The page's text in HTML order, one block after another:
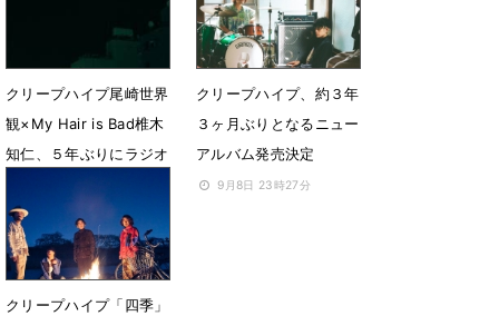
クリープハイプ尾崎世界
観×My Hair is Bad椎木
知仁、５年ぶりにラジオ
4月22日 10時01分
クリープハイプ、約３年
３ヶ月ぶりとなるニュー
アルバム発売決定
9月8日 23時27分
クリープハイプ「四季」